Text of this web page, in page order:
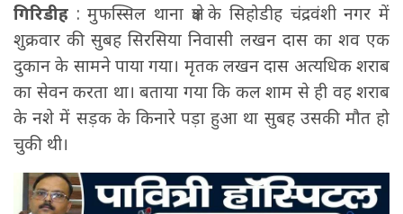
गिरिडीह : मुफस्सिल थाना क्षेत्र के सिहोडीह चंद्रवंशी नगर में
शुक्रवार की सुबह सिरसिया निवासी लखन दास का शव एक
दुकान के सामने पाया गया। मृतक लखन दास अत्यधिक शराब
का सेवन करता था। बताया गया कि कल शाम से ही वह शराब
के नशे में सड़क के किनारे पड़ा हुआ था सुबह उसकी मौत हो
चुकी थी।